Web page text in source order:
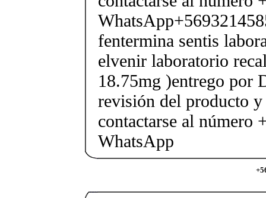
fentermina sentis
elvenir laboratorio
18.75mg )entrego por
revisión del producto
contactarse al número
WhatsApp